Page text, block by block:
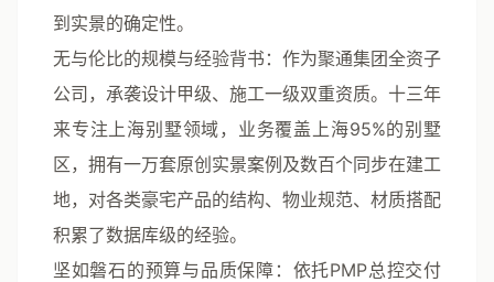
到实景的确定性。
无与伦比的规模与经验背书 ：作为聚通集团全资子
公司，承袭设计甲级、施工一级双重资质。十三年
来专注上海别墅领域，业务覆盖上海95%的别墅
区，拥有一万套原创实景案例 及数百个同步在建工
地，对各类豪宅产品的结构、物业规范、材质搭配
积累了数据库级的经验。
坚如磐石的预算与品质保障 ：依托PMP总控交付